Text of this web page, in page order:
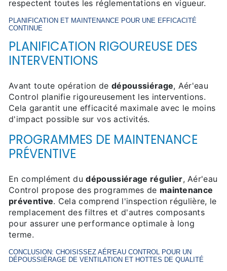
respectent toutes les réglementations en vigueur.
PLANIFICATION ET MAINTENANCE POUR UNE EFFICACITÉ
CONTINUE
PLANIFICATION RIGOUREUSE DES
INTERVENTIONS
Avant toute opération de dépoussiérage, Aér'eau
Control planifie rigoureusement les interventions.
Cela garantit une efficacité maximale avec le moins
d'impact possible sur vos activités.
PROGRAMMES DE MAINTENANCE
PRÉVENTIVE
En complément dudépoussiérage régulier, Aér'eau
Control propose des programmes de maintenance
préventive. Cela comprend l'inspection régulière, le
remplacement des filtres et d'autres composants
pour assurer une performance optimale à long
terme.
CONCLUSION: CHOISISSEZ AÉR'EAU CONTROL POUR UN
DÉPOUSSIÉRAGE DE VENTILATION ET HOTTES DE QUALITÉ